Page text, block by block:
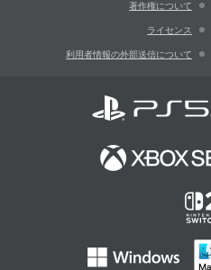
著作権について
ライセンス
利用者情報の外部送信について